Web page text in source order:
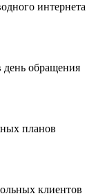
интернета
обращения
планов
клиентов